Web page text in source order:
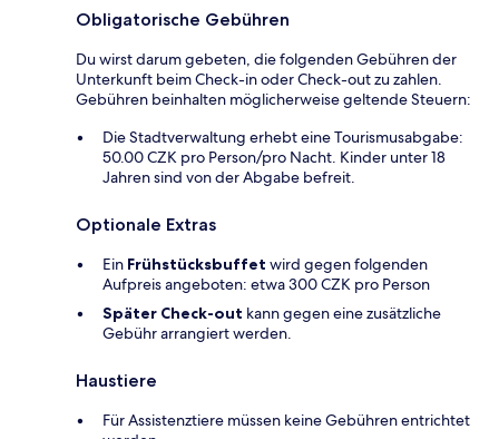
Obligatorische Gebühren
Du wirst darum gebeten, die folgenden Gebühren der
Unterkunft beim Check-in oder Check-out zu zahlen.
Gebühren beinhalten möglicherweise geltende Steuern:
Die Stadtverwaltung erhebt eine Tourismusabgabe:
50.00 CZK pro Person/pro Nacht. Kinder unter 18
Jahren sind von der Abgabe befreit.
Optionale Extras
Ein Frühstücksbuffet wird gegen folgenden
Aufpreis angeboten: etwa 300 CZK pro Person
Später Check-out kann gegen eine zusätzliche
Gebühr arrangiert werden.
Haustiere
Für Assistenztiere müssen keine Gebühren entrichtet